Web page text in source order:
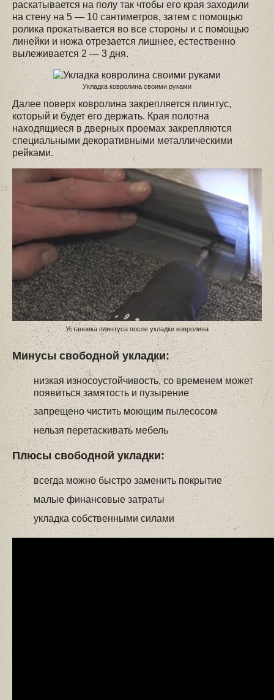
раскатывается на полу так чтобы его края заходили
на стену на 5 — 10 сантиметров, затем с помощью
ролика прокатывается во все стороны и с помощью
линейки и ножа отрезается лишнее, естественно
вылеживается 2 — 3 дня.
Укладка ковролина своими руками
Далее поверх ковролина закрепляется плинтус,
который и будет его держать. Края полотна
находящиеся в дверных проемах закрепляются
специальными декоративными металлическими
рейками.
Установка плинтуса после укладки ковролина
Минусы свободной укладки:
низкая износоустойчивость, со временем может
появиться замятость и пузырение
запрещено чистить моющим пылесосом
нельзя перетаскивать мебель
Плюсы свободной укладки:
всегда можно быстро заменить покрытие
малые финансовые затраты
укладка собственными силами